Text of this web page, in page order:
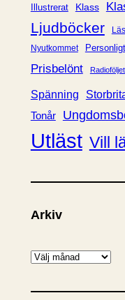
Illustrerat Klass
Ljudböcker
Nyutkommet Personligt
Prisbelönt
Spänning
Tonår
Utläst Vill
Arkiv
A
k